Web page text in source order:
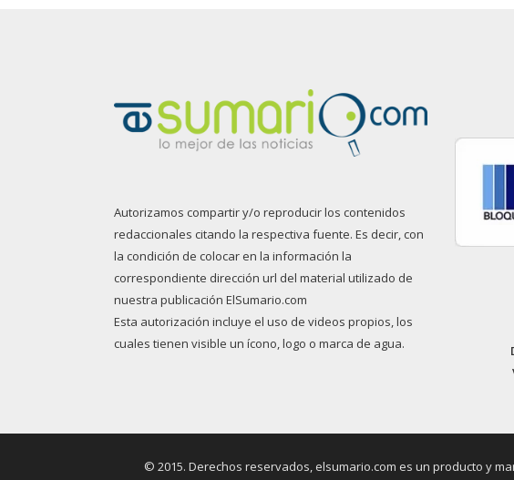
Autorizamos compartir y/o reproducir los contenidos
redaccionales citando la respectiva fuente. Es decir, con
la condición de colocar en la información la
correspondiente dirección url del material utilizado de
nuestra publicación ElSumario.com
Esta autorización incluye el uso de videos propios, los
cuales tienen visible un ícono, logo o marca de agua.
© 2015. Derechos reservados, elsumario.com es un producto y